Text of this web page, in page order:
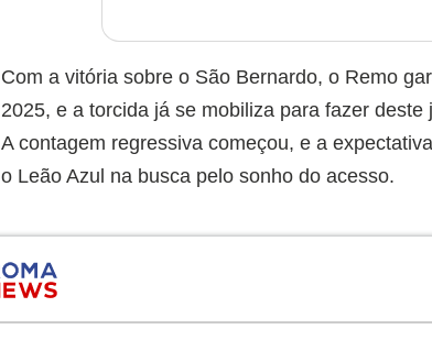
Com a vitória sobre o São Bernardo, o Remo
2025, e a torcida já se mobiliza para fazer
A contagem regressiva começou, e a
o Leão Azul na busca pelo sonho do acesso.